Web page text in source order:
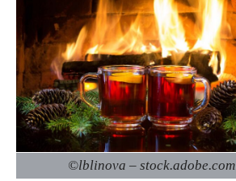
©lblinova – stock.adobe.com